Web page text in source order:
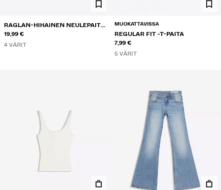
RAGLAN-HIHAINEN NEULEPAITA
PYÖREÄLLÄ KAULA-AUKOLLA
19,99 €
4 VÄRIT
MUOKATTAVISSA
REGULAR FIT -T-PAITA
7,99 €
5 VÄRIT